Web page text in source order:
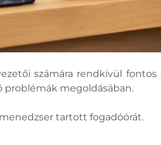
számára rendkívül
problémák megoldásában.
tartott fogadóórát.